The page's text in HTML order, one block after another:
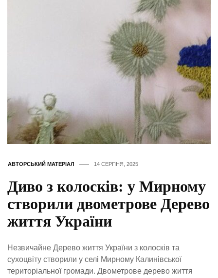
АВТОРСЬКИЙ МАТЕРІАЛ 14 СЕРПНЯ, 2025
Диво з колосків: у Мирному
створили двометрове Дерево
життя України
Незвичайне Дерево життя України з колосків та
сухоцвіту створили у селі Мирному Калинівської
територіальної громади. Двометрове дерево життя